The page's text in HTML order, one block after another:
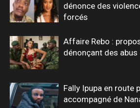
dénonce des
forcés
Affaire Rebo :
dénonçant des abus
Fally Ipupa en route
accompagné de